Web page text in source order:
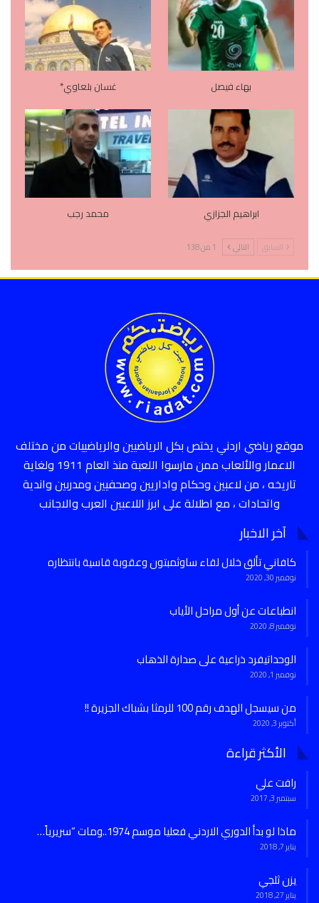
بهاء فيصل غسان بلعاوي*
ابراهيم الجزازي محمد رجب
السابق التالي 1 من 138
موقع رياضي اردني يختص بكل الرياضيين والرياضييات من مختلف
الاعمار والألعاب ممن مارسوا اللعبة منذ العام 1911 ولغاية
تاريخه ، من لاعبين وحكام واداريين وصحفيين ومدربين واندية
واتحادات ، مع اطلالة على ابرز اللاعبين العرب والاجانب
آخر الاخبار
كافاني تألق خلال لقاء ساوثمبتون وعقوبة قاسية بانتظاره
نوفمبر 30, 2020
انطباعات عن أول مراحل الأياب
نوفمبر 8, 2020
الوحداتيفرد ذراعية على صدارة الذهاب
نوفمبر 1, 2020
من سيسجل الهدف رقم 100 للرمثا بشباك الجزيرة !!
أكتوبر 3, 2020
الأكثر قراءة
رافت علي
سبتمبر 3, 2017
ماذا لو بدأ الدوري الاردني فعليا موسم 1974..ومات “سريرياً…
يناير 7, 2018
يزن ثلجي
يناير 27, 2018